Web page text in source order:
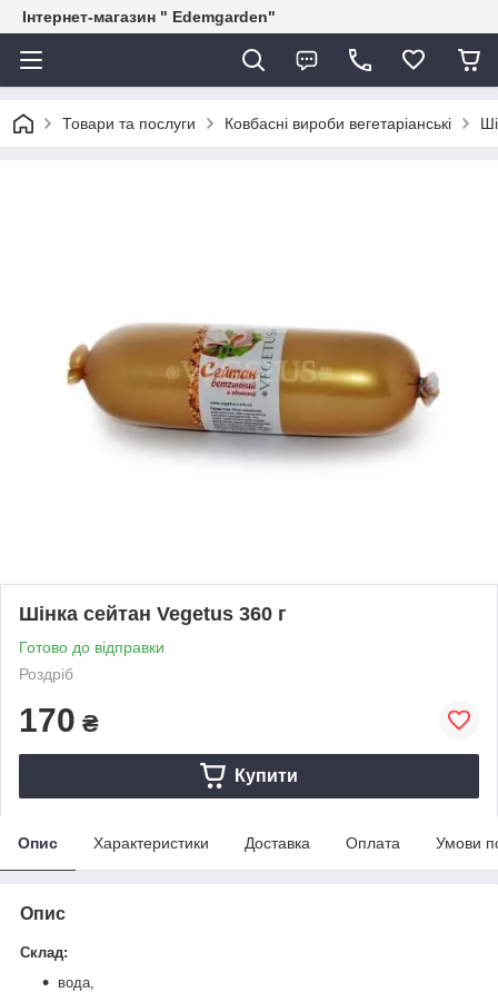
Інтернет-магазин " Edemgarden"
Товари та послуги Ковбасні вироби вегетаріанські
Шінка сейтан Vegetus 360 г
Готово до відправки
Роздріб
170 ₴
Купити
Опис Характеристики Доставка Оплата Умови
Опис
Склад:
вода,